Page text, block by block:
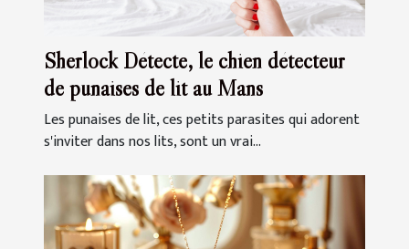
Sherlock Détecte, le chien détecteur
de punaises de lit au Mans
Les punaises de lit, ces petits parasites qui adorent
s'inviter dans nos lits, sont un vrai...